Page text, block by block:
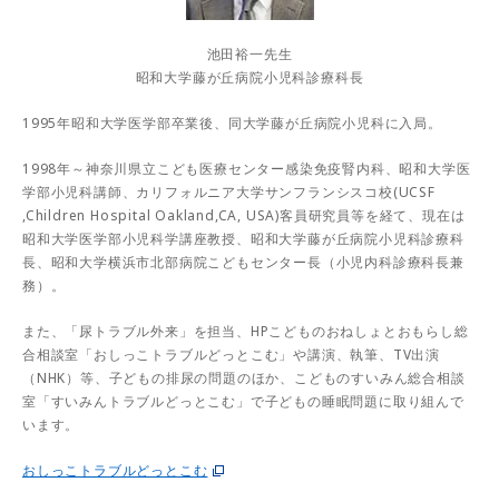
池田裕一先生
昭和大学藤が丘病院小児科診療科長
1995年昭和大学医学部卒業後、同大学藤が丘病院小児科に入局。
1998年～神奈川県立こども医療センター感染免疫腎内科、昭和大学医
学部小児科講師、カリフォルニア大学サンフランシスコ校(UCSF
,Children Hospital Oakland,CA, USA)客員研究員等を経て、現在は
昭和大学医学部小児科学講座教授、昭和大学藤が丘病院小児科診療科
長、昭和大学横浜市北部病院こどもセンター長（小児内科診療科長兼
務）。
また、「尿トラブル外来」を担当、HPこどものおねしょとおもらし総
合相談室「おしっこトラブルどっとこむ」や講演、執筆、TV出演
（NHK）等、子どもの排尿の問題のほか、こどものすいみん総合相談
室「すいみんトラブルどっとこむ」で子どもの睡眠問題に取り組んで
います。
おしっこトラブルどっとこむ